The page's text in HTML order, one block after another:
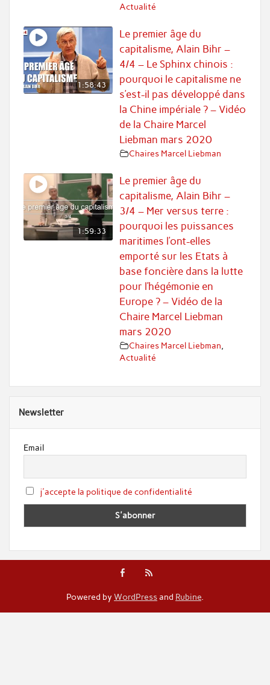
Actualité
1:58:43
Le premier âge du
capitalisme, Alain Bihr –
4/4 – Le Sphinx chinois :
pourquoi le capitalisme ne
s’est-il pas développé dans
la Chine impériale ? – Vidéo
de la Chaire Marcel
Liebman mars 2020
Chaires Marcel Liebman
1:59:33
Le premier âge du
capitalisme, Alain Bihr –
3/4 – Mer versus terre :
pourquoi les puissances
maritimes l’ont-elles
emporté sur les Etats à
base foncière dans la lutte
pour l’hégémonie en
Europe ? – Vidéo de la
Chaire Marcel Liebman
mars 2020
Chaires Marcel Liebman
Actualité
Newsletter
Email
j'accepte la politique de confidentialité
Powered by WordPressand Rubine